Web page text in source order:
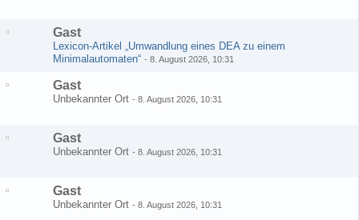
Gast
Lexicon-Artikel „Umwandlung eines DEA zu einem
Minimalautomaten“ - 8. August 2026, 10:31
Gast
Unbekannter Ort - 8. August 2026, 10:31
Gast
Unbekannter Ort - 8. August 2026, 10:31
Gast
Unbekannter Ort - 8. August 2026, 10:31